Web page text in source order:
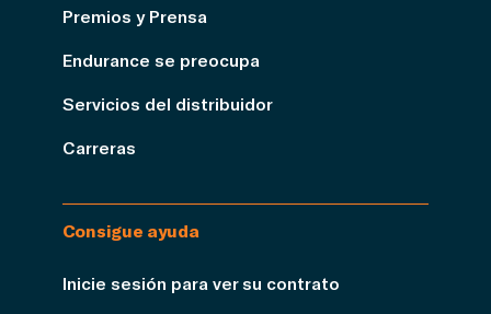
Premios y Prensa
Endurance se preocupa
Servicios del distribuidor
Carreras
Consigue ayuda
Inicie sesión para ver su contrato